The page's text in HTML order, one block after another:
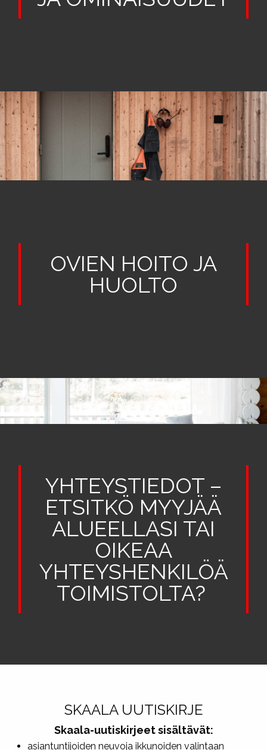
OVIEN HOITO JA
HUOLTO
YHTEYSTIEDOT –
ETSITKÖ MYYJÄÄ
ALUEELLASI TAI
OIKEAA
YHTEYSHENKILÖÄ
TOIMISTOLTA?
SKAALA UUTISKIRJE
Skaala-uutiskirjeet sisältävät:
asiantuntijoiden neuvoja ikkunoiden valintaan